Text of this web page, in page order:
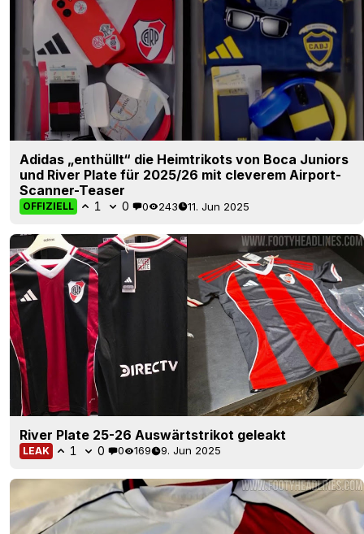
Adidas „enthüllt“ die Heimtrikots von Boca Juniors
und River Plate für 2025/26 mit cleverem Airport-
Scanner-Teaser
OFFIZIELL 1 0 0 243 11. Jun 2025
River Plate 25-26 Auswärtstrikot geleakt
LEAK 1 0 0 169 9. Jun 2025